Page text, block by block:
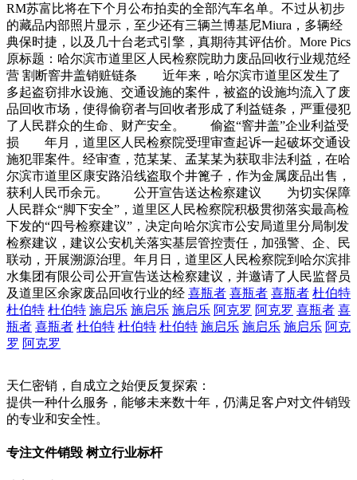
RM苏富比将在下个月公布拍卖的全部汽车名单。不过从初步
的藏品内部照片显示，至少还有三辆兰博基尼Miura，多辆经
典保时捷，以及几十台老式引擎，真期待其评估价。More Pics
原标题：哈尔滨市道里区人民检察院助力废品回收行业规范经
营 割断窨井盖销赃链条 近年来，哈尔滨市道里区发生了
多起盗窃排水设施、交通设施的案件，被盗的设施均流入了废
品回收市场，使得偷窃者与回收者形成了利益链条，严重侵犯
了人民群众的生命、财产安全。 偷盗“窨井盖”企业利益受
损 年月，道里区人民检察院受理审查起诉一起破坏交通设
施犯罪案件。经审查，范某某、孟某某为获取非法利益，在哈
尔滨市道里区康安路沿线盗取个井篦子，作为金属废品出售，
获利人民币余元。 公开宣告送达检察建议 为切实保障
人民群众“脚下安全”，道里区人民检察院积极贯彻落实最高检
下发的“四号检察建议”，决定向哈尔滨市公安局道里分局制发
检察建议，建议公安机关落实基层管控责任，加强警、企、民
联动，开展溯源治理。年月日，道里区人民检察院到哈尔滨排
水集团有限公司公开宣告送达检察建议，并邀请了人民监督员
及道里区余家废品回收行业的经 喜瓶者 喜瓶者 喜瓶者 杜伯特
杜伯特 杜伯特 施启乐 施启乐 施启乐 阿克罗 阿克罗 喜瓶者 喜
瓶者 喜瓶者 杜伯特 杜伯特 杜伯特 施启乐 施启乐 施启乐 阿克
罗 阿克罗
天仁密销，自成立之始便反复探索：
提供一种什么服务，能够未来数十年，仍满足客户对文件销毁
的专业和安全性。
专注文件销毁 树立行业标杆